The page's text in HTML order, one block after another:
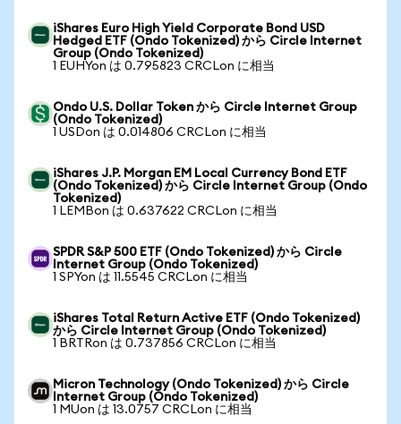
iShares Euro High Yield Corporate Bond USD
Hedged ETF (Ondo Tokenized) から Circle Internet
Group (Ondo Tokenized)
1 EUHYon は 0.795823 CRCLon に相当
Ondo U.S. Dollar Token から Circle Internet Group
(Ondo Tokenized)
1 USDon は 0.014806 CRCLon に相当
iShares J.P. Morgan EM Local Currency Bond ETF
(Ondo Tokenized) から Circle Internet Group (Ondo
Tokenized)
1 LEMBon は 0.637622 CRCLon に相当
SPDR S&P 500 ETF (Ondo Tokenized) から Circle
Internet Group (Ondo Tokenized)
1 SPYon は 11.5545 CRCLon に相当
iShares Total Return Active ETF (Ondo Tokenized)
から Circle Internet Group (Ondo Tokenized)
1 BRTRon は 0.737856 CRCLon に相当
Micron Technology (Ondo Tokenized) から Circle
Internet Group (Ondo Tokenized)
1 MUon は 13.0757 CRCLon に相当